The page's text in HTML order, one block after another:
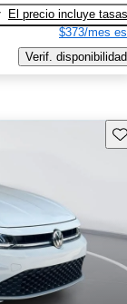
El precio incluye tasas
$373/mes
Verif. disponibilidad